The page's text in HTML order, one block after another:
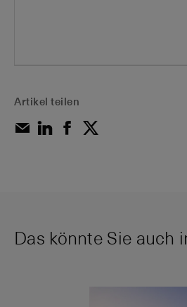
Artikel teilen
Das könnte Sie auch